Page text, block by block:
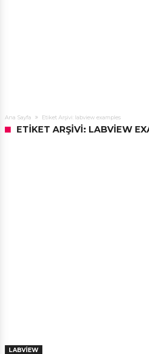
Ana Sayfa Etiket Arşivi: labview examples
ETIKET ARŞIVI: LABVIEW
LABVIEW